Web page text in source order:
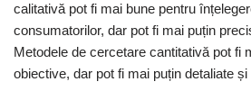
calitativă pot fi mai bune pentru
consumatorilor, dar pot fi mai puțin
Metodele de cercetare cantitativă pot fi
obiective, dar pot fi mai puțin detaliate